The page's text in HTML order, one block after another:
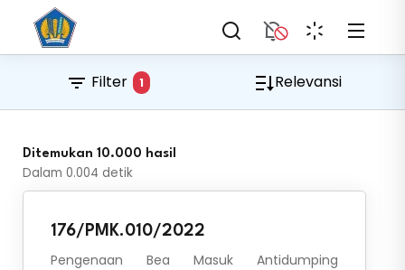
Filter 1 Relevansi
Ditemukan 10.000 hasil
Dalam 0.004 detik
176/PMK.010/2022
Pengenaan Bea Masuk Antidumping